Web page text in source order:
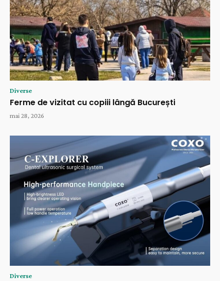
Diverse
Ferme de vizitat cu copiii lângă București
mai 28, 2026
Diverse